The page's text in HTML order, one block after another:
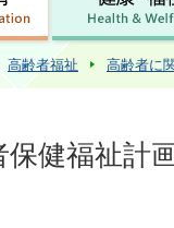
高齢者福祉 高齢者に
健福祉計